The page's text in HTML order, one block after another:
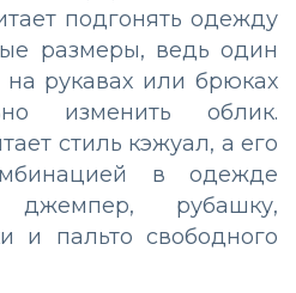
подгонять одежду
размеры, ведь один
рукавах или брюках
изменить облик.
стиль кэжуал, а его
в одежде
рубашку,
и пальто свободного